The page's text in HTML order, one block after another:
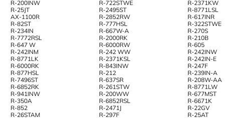
R-200INW R-722STWE R-2371KW
R-25JT R-2495ST R-8771LSL
AX-1100R R-2852RW R-617INR
R-82ST R-777HSL R-322STWE
R-234IN R-667W-A R-270S
R-7772RSL R-2000RK R-210B
R-647 W R-6000RW R-605
R-242INM R-242 WW R-242INW
R-8771LK R-2371KSL R-242IN-E
R-6000RK R-843INW R-247F
R-877HSL R-212 R-239IN-A
R-7496ST R-637SR R-208W-AA
R-6852RK R-261STW R-8771LW
R-941INW R-200WW R-677MST
R-350A R-6852RSL R-6671K
R-852 R-2471J R-22GV
R-26STAM R-297F R-25AT